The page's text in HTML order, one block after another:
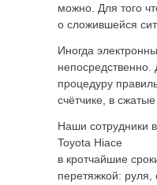
можно. Для того
о сложившейся
Иногда
непосредственно.
процедуру
счётчике, в сжатые
Наши сотрудники
Toyota Hiace
в кротчайшие
перетяжкой: руля,